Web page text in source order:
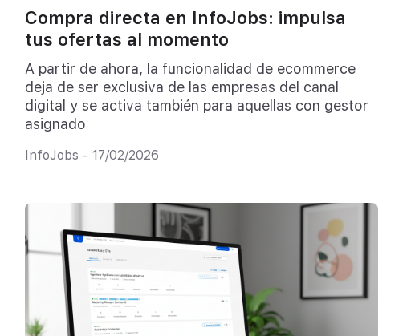
Compra directa en InfoJobs: impulsa
tus ofertas al momento
A partir de ahora, la funcionalidad de ecommerce
deja de ser exclusiva de las empresas del canal
digital y se activa también para aquellas con gestor
asignado
InfoJobs - 17/02/2026